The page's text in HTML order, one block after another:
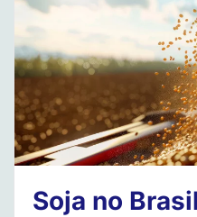
Soja no